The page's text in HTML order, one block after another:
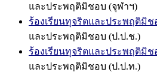
และประพฤติมิชอบ (จุฬาฯ)
ร้องเรียนทุจริตและประพฤติมิช
และประพฤติมิชอบ (ป.ป.ช.)
ร้องเรียนทุจริตและประพฤติมิช
และประพฤติมิชอบ (ป.ป.ท.)